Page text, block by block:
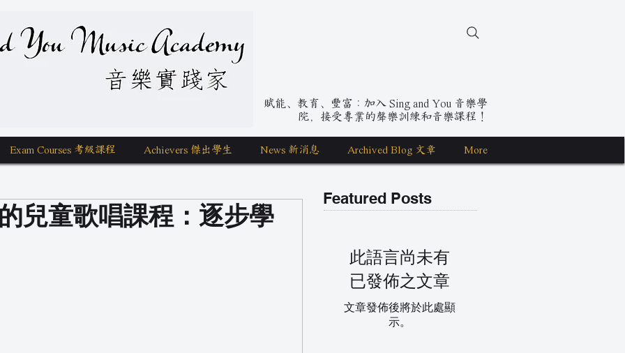
You Music Academy 學唱歌
賦能、教育、豐富：加入 Sing and You 音樂學
院，接受專業的聲樂訓練和音樂課程！
Exam Courses 考級課程 Achievers 傑出學生 News 新消息 Archived Blog 文章 More
兒童歌唱課程：逐步學
Featured Posts
此語言尚未有
已發佈之文章
文章發佈後將於此處顯
示。